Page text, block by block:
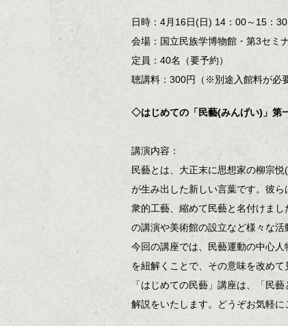
日時：4月16日(日) 14：00～15：30
会場：国立民族学博物館・第3セミ
定員：40名（要予約）
聴講料：300円（※別途入館料が必要
◇はじめての「民藝(みんげい)」第
講演内容：
民藝とは、大正末に思想家の柳宗
が生み出した新しい言葉です。彼
衆的工藝、縮めて民藝と名付けま
の講演や美術館の設立など様々な活
今回の講座では、民藝運動の中心
を紐解くことで、その意味を改めて
「はじめての民藝」講座は、「民
解説をいたします。どうぞお気軽に